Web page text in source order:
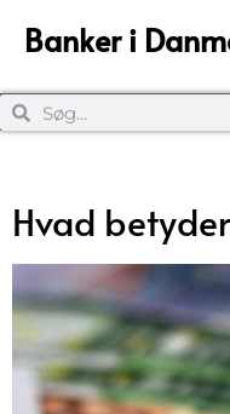
Banker i
Hvad